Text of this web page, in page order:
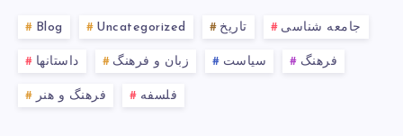
Blog Uncategorized تاریخ جامعه شناسی
داستانها زبان و فرهنگ سیاست فرهنگ
فرهنگ و هنر فلسفه